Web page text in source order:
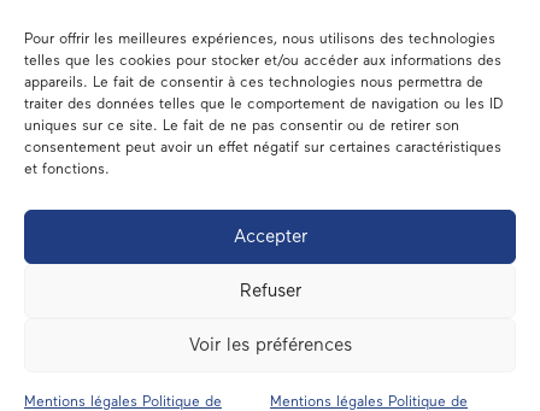
Pour offrir les meilleures expériences, nous utilisons des technologies
telles que les cookies pour stocker et/ou accéder aux informations des
appareils. Le fait de consentir à ces technologies nous permettra de
traiter des données telles que le comportement de navigation ou les ID
uniques sur ce site. Le fait de ne pas consentir ou de retirer son
consentement peut avoir un effet négatif sur certaines caractéristiques
et fonctions.
Accepter
Refuser
Voir les préférences
Mentions légales Politique de Mentions légales Politique de
Votre député
Dans les médias
En circonscription
A l’assemblée
Contact